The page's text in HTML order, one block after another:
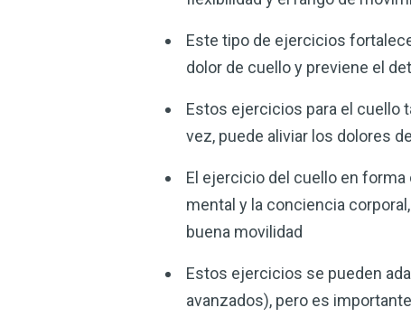
Este tipo de ejercicios
dolor de cuello y previene el
Estos ejercicios para el cuello
vez, puede aliviar los dolores
El ejercicio del cuello en
mental y la conciencia
buena movilidad
Estos ejercicios se pueden
avanzados), pero es